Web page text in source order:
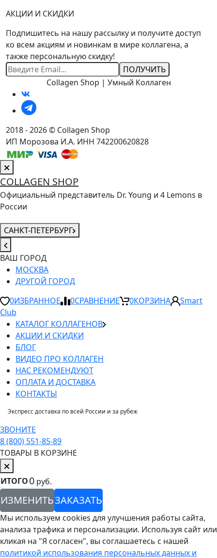
АКЦИИ И СКИДКИ
Подпишитесь на нашу рассылку и получите доступ
ко всем акциям и новинкам в мире коллагена, а
также персональную скидку!
Ваш
Email
Collagen Shop | Умный Коллаген
2018 - 2026 © Collagen Shop
ИП Морозова И.А. ИНН 742200620828
COLLAGEN SHOP
Официальный представитель Dr. Young и 4 Lemons в
России
САНКТ-ПЕТЕРБУРГ
ВАШ ГОРОД
МОСКВА
ДРУГОЙ ГОРОД
0ИЗБРАННОЕ 0СРАВНЕНИЕ 0КОРЗИНА
Smart
Club
КАТАЛОГ КОЛЛАГЕНОВ
АКЦИИ И СКИДКИ
БЛОГ
ВИДЕО ПРО КОЛЛАГЕН
НАС РЕКОМЕНДУЮТ
ОПЛАТА И ДОСТАВКА
КОНТАКТЫ
Экспресс доставка по всей России и за рубеж
ЗВОНИТЕ
8 (800) 551-85-89
ТОВАРЫ В КОРЗИНЕ
ИТОГО0 руб.
ИЗМЕНИТЬЗАКАЗАТЬ
Мы используем cookies для улучшения работы сайта,
анализа трафика и персонализации. Используя сайт или
кликая на "Я согласен", вы соглашаетесь с нашей
политикой использования персональных данных и